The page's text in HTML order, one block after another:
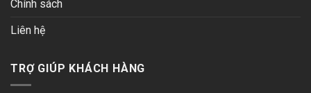
Chính sách
Liên hệ
TRỢ GIÚP KHÁCH HÀNG